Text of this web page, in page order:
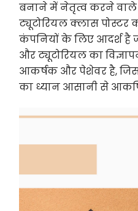
बनाने में नेतृत्व करने
ट्यूटोरियल क्लास पोस्टर
कंपनियों के लिए आदर्श
और ट्यूटोरियल का
आकर्षक और पेशेवर है,
का ध्यान आसानी से